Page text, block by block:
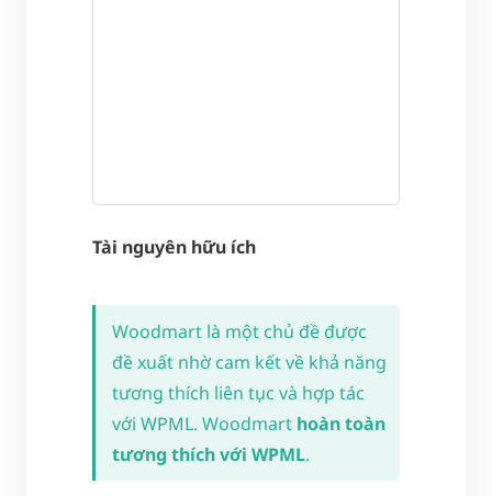
Tài nguyên hữu ích
Woodmart là một chủ đề được
đề xuất nhờ cam kết về khả năng
tương thích liên tục và hợp tác
với WPML. Woodmart hoàn toàn
tương thích với WPML.